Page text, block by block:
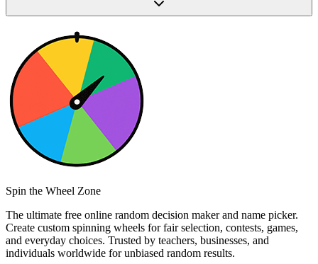
Spin the Wheel Zone
The ultimate free online random decision maker and name picker.
Create custom spinning wheels for fair selection, contests, games,
and everyday choices. Trusted by teachers, businesses, and
individuals worldwide for unbiased random results.